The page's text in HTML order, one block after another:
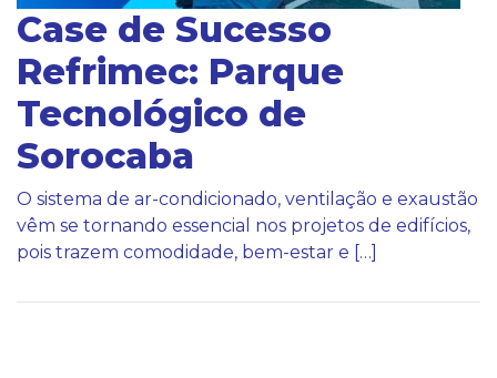
Case de Sucesso
Refrimec: Parque
Tecnológico de
Sorocaba
O sistema de ar-condicionado, ventilação e exaustão
vêm se tornando essencial nos projetos de edifícios,
pois trazem comodidade, bem-estar e […]